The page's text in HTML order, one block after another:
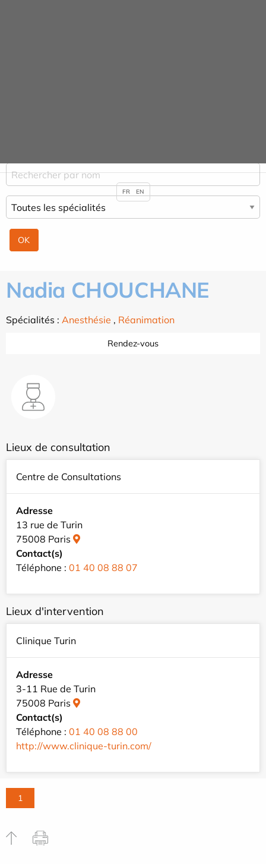
Nadia CHOUCHANE
Spécialités : Anesthésie , Réanimation
Rendez-vous
Lieux de consultation
Centre de Consultations
Adresse
13 rue de Turin
75008 Paris
Contact(s)
Téléphone : 01 40 08 88 07
Lieux d'intervention
Clinique Turin
Adresse
3-11 Rue de Turin
75008 Paris
Contact(s)
Téléphone : 01 40 08 88 00
http://www.clinique-turin.com/
1
FR EN